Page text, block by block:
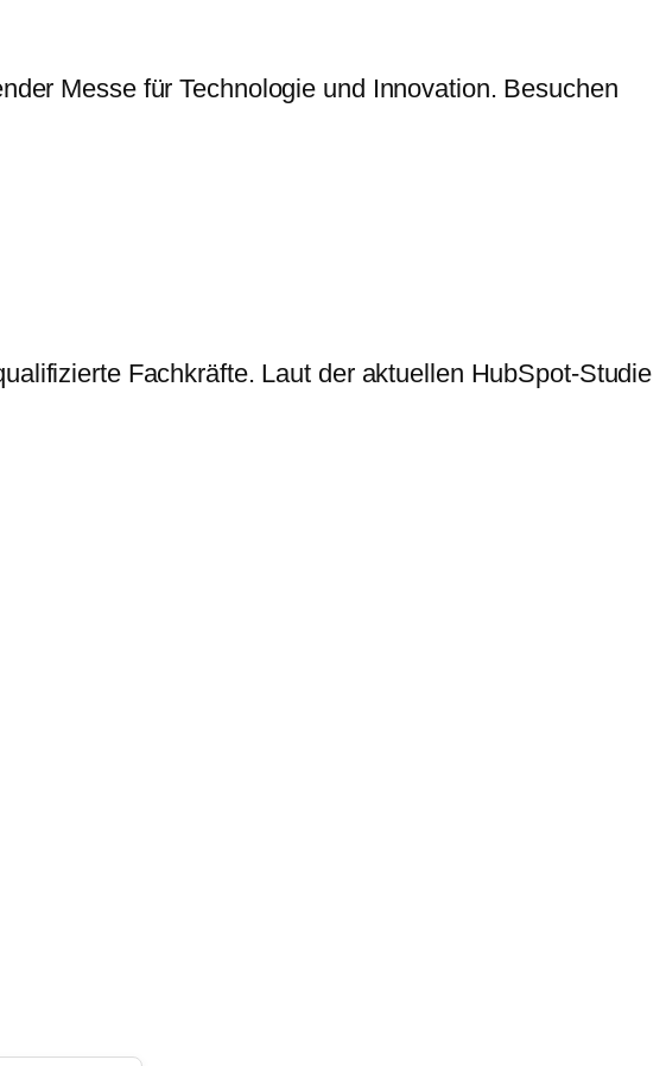
Messe für Technologie und Innovation. Besuchen
Fachkräfte. Laut der aktuellen HubSpot-Studie